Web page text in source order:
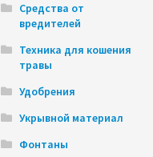
Средства от
вредителей
Техника для кошения
травы
Удобрения
Укрывной материал
Фонтаны